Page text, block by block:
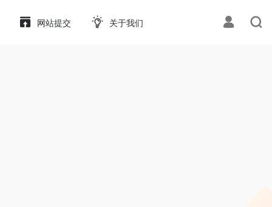
网站提交 关于我们